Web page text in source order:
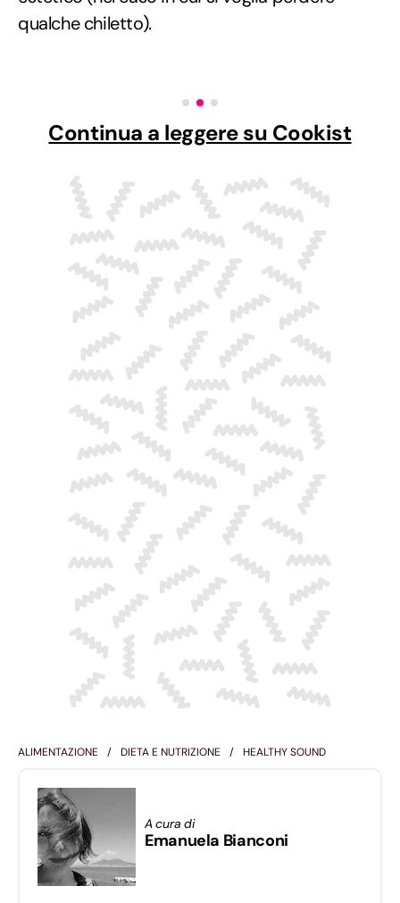
qualche chiletto).
Continua a leggere su Cookist
ALIMENTAZIONE DIETA E NUTRIZIONE HEALTHY SOUND
A cura di
Emanuela Bianconi